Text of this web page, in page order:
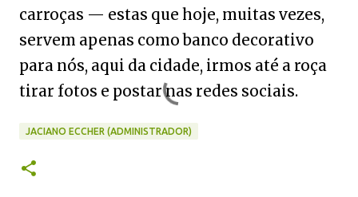
carroças — estas que hoje, muitas vezes,
servem apenas como banco decorativo
para nós, aqui da cidade, irmos até a roça
tirar fotos e postar nas redes sociais.
JACIANO ECCHER (ADMINISTRADOR)